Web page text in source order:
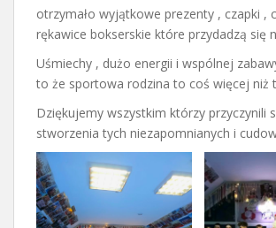
otrzymało wyjątkowe prezenty , czapki ,
rękawice bokserskie które przydadzą się
Uśmiechy , dużo energii i wspólnej
to że sportowa rodzina to coś więcej niż
Dziękujemy wszystkim którzy przyczynili
stworzenia tych niezapomnianych i